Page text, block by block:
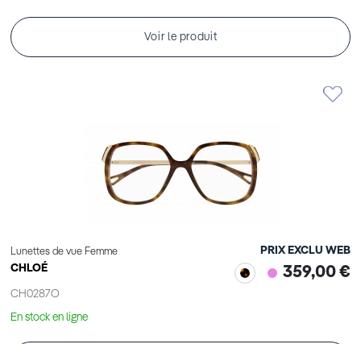
Voir le produit
Lunettes de vue Femme
CHLOÉ
CH0287O
PRIX EXCLU WEB
359,00 €
En stock en ligne